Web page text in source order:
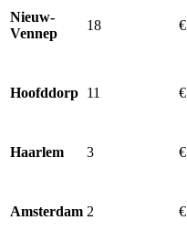
Nieuw-
Vennep
18
Hoofddorp 11
Haarlem 3
Amsterdam 2